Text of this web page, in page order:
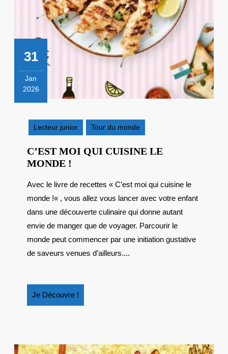
31
Jan
2026
2026
Lecteur junior
Tour du monde
C’EST MOI QUI CUISINE LE
MONDE !
QUI
CUISINE
LE
MONDE
!
Avec le livre de recettes « C’est moi qui cuisine le
monde !« , vous allez vous lancer avec votre enfant
dans une découverte culinaire qui donne autant
envie de manger que de voyager. Parcourir le
monde peut commencer par une initiation gustative
de saveurs venues d’ailleurs....
Je Découvre !
Découvre